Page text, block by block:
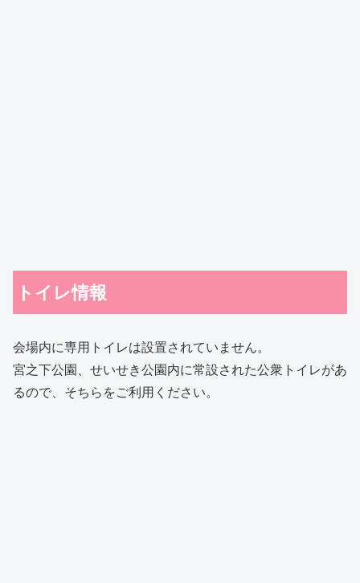
トイレ情報
会場内に専用トイレは設置されていません。
宮之下公園、せいせき公園内に常設された公衆トイレがあ
るので、そちらをご利用ください。